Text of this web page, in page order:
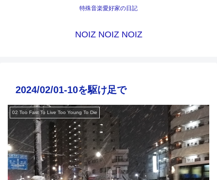
特殊音楽愛好家の日記
NOIZ NOIZ NOIZ
2024/02/01-10を駆け足で
02 Too Fast To Live Too Young To Die